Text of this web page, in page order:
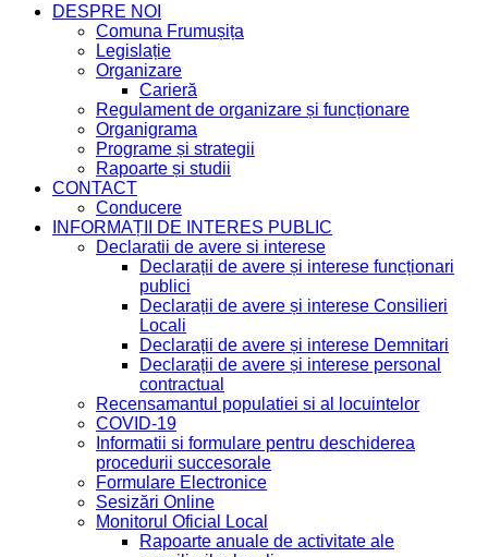
DESPRE NOI
Comuna Frumușița
Legislație
Organizare
Carieră
Regulament de organizare și funcționare
Organigrama
Programe și strategii
Rapoarte și studii
CONTACT
Conducere
INFORMAȚII DE INTERES PUBLIC
Declaratii de avere si interese
Declarații de avere și interese funcționari
publici
Declarații de avere și interese Consilieri
Locali
Declarații de avere și interese Demnitari
Declarații de avere și interese personal
contractual
Recensamantul populatiei si al locuintelor
COVID-19
Informatii si formulare pentru deschiderea
procedurii succesorale
Formulare Electronice
Sesizări Online
Monitorul Oficial Local
Rapoarte anuale de activitate ale